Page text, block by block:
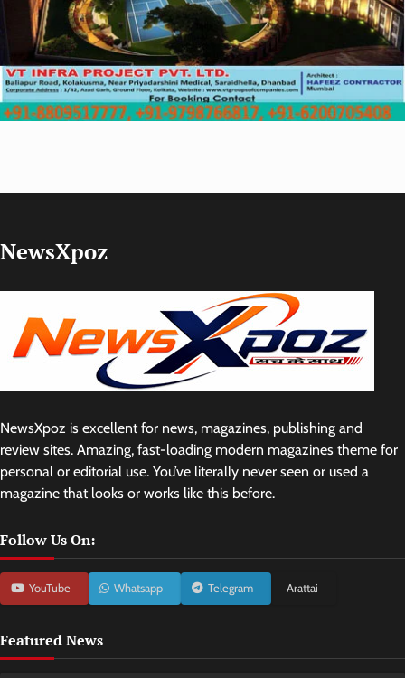
NewsXpoz
NewsXpoz is excellent for news, magazines, publishing and
review sites. Amazing, fast-loading modern magazines theme for
personal or editorial use. You’ve literally never seen or used a
magazine that looks or works like this before.
Follow Us On:
YouTube Whatsapp Telegram Arattai
Featured News